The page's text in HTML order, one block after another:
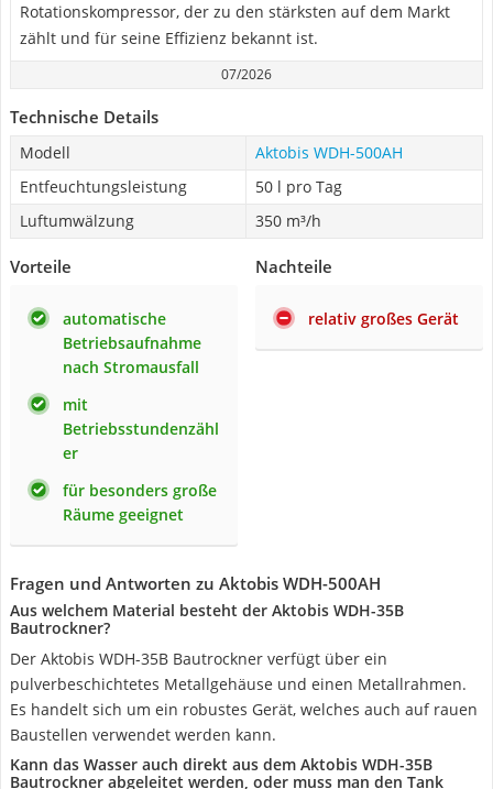
Rotationskompressor, der zu den stärksten auf dem Markt
zählt und für seine Effizienz bekannt ist.
07/2026
Technische Details
Modell
Aktobis WDH-500AH
Entfeuchtungsleistung
50 l pro Tag
Luftumwälzung
350 m³/h
Vorteile
automatische
Betriebsaufnahme
nach Stromausfall
mit
Betriebsstundenzähl
er
für besonders große
Räume geeignet
Nachteile
relativ großes Gerät
Fragen und Antworten zu Aktobis WDH-500AH
Aus welchem Material besteht der Aktobis WDH-35B
Bautrockner?
Der Aktobis WDH-35B Bautrockner verfügt über ein
pulverbeschichtetes Metallgehäuse und einen Metallrahmen.
Es handelt sich um ein robustes Gerät, welches auch auf rauen
Baustellen verwendet werden kann.
Kann das Wasser auch direkt aus dem Aktobis WDH-35B
Bautrockner abgeleitet werden, oder muss man den Tank